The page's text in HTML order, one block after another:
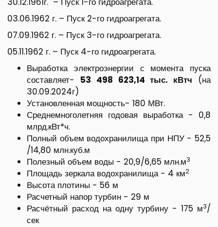
03.06.1962 г. – Пуск 2-го гидроагрегата.
07.09.1962 г. – Пуск 3-го гидроагрегата.
05.11.1962 г. – Пуск 4-го гидроагрегата.
Выработка электроэнергии с момента пуска
составляет- 53 498 623,14 тыс. кВтч (на
30.09.2024г)
Установленная мощность- 180 МВт.
Среднемноголетняя годовая выработка - 0,8
млрд.кВт*ч.
Полный объем водохранилища при НПУ - 52,5
/14,80 млн.куб.м
Полезный объем воды - 20,9/6,65 млн.м3
Площадь зеркала водохранилища - 4 км2
Высота плотины - 56 м
Расчетный напор турбин - 29 м
Расчётный расход на одну турбину - 175 м3/
сек